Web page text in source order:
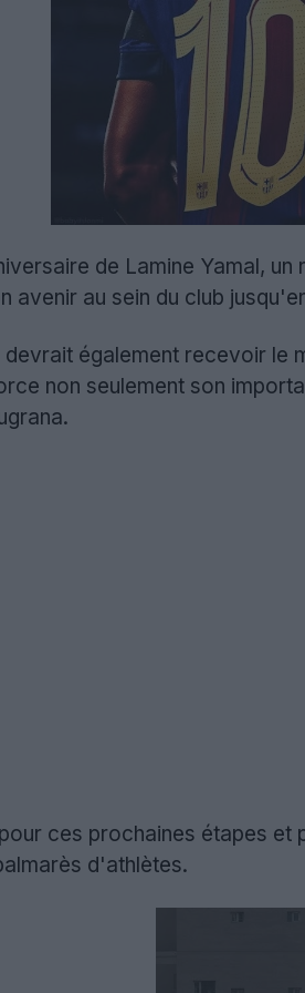
de Lamine Yamal,
avenir au sein du club
également recevoir le
non seulement son
ces prochaines étapes
d'athlètes.